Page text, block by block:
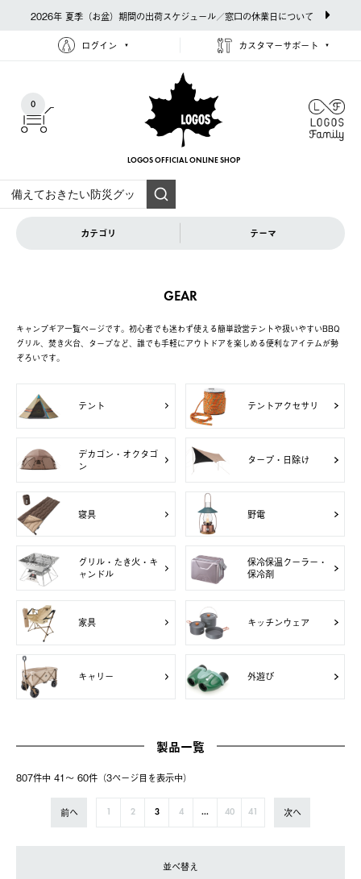
2026年 夏季（お盆）期間の出荷スケジュール／窓口の休業日について
ログイン カスタマーサポート
0
LOGOS OFFICIAL ONLINE SHOP
カテゴリ テーマ
GEAR
キャンプギア一覧ページです。初心者でも迷わず使える簡単設営テントや扱いやすいBBQ
グリル、焚き火台、タープなど、誰でも手軽にアウトドアを楽しめる便利なアイテムが勢
ぞろいです。
テント テントアクセサリ
デカゴン・オクタゴ
ン
タープ・日除け
寝具 野電
グリル・たき火・キ
ャンドル
保冷保温クーラー・
保冷剤
家具 キッチンウェア
キャリー 外遊び
製品一覧
807件中 41〜 60件（3ページ⽬を表⽰中）
前へ 2 3 4 ... 40 41 次へ
並べ替え